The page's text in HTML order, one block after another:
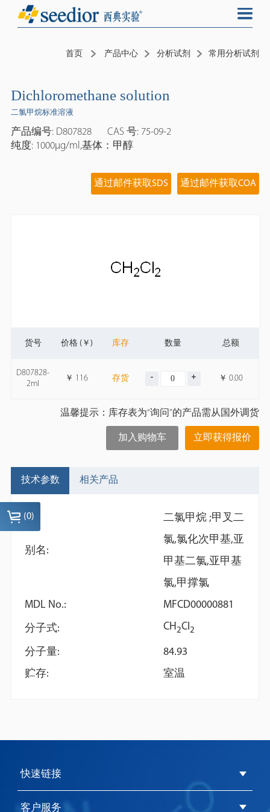
首页 产品中心 分析试剂 常用分析试剂
Dichloromethane solution
二氯甲烷标准溶液
产品编号: D807828
CAS 号: 75-09-2
纯度: 1000μg/ml,基体：甲醇
通过邮件获取COA
通过邮件获取SDS
货号 价格 (￥) 库存 数量 总额
D807828-
2ml
￥ 116 存货 ￥ 0.00
温馨提示：库存表为“询问”的产品需从国外调货
立即获得报价
加入购物车
技术参数 相关产品
别名:
二氯甲烷 ;甲叉二
氯,氯化次甲基,亚
甲基二氯,亚甲基
氯,甲撑氯
MDL No.:
MFCD00000881
分子式: CH2Cl2
分子量:
84.93
贮存:
室温
1,2-Dichlorobenzene
N-Methyl--(trimethylsilyl)
1% trimethylchlorosilane
快速链接
客户服务
(0)